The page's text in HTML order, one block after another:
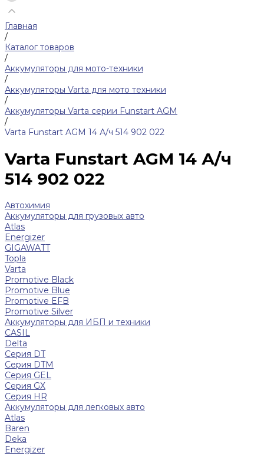
Главная
/
Каталог товаров
/
Аккумуляторы для мото-техники
/
Аккумуляторы Varta для мото техники
/
Аккумуляторы Varta серии Funstart AGM
/
Varta Funstart AGM 14 А/ч 514 902 022
Varta Funstart AGM 14 А/ч
514 902 022
Автохимия
Аккумуляторы для грузовых авто
Atlas
Energizer
GIGAWATT
Topla
Varta
Promotive Black
Promotive Blue
Promotive EFB
Promotive Silver
Аккумуляторы для ИБП и техники
CASIL
Delta
Серия DT
Серия DTM
Серия GEL
Серия GХ
Серия HR
Аккумуляторы для легковых авто
Atlas
Baren
Deka
Energizer